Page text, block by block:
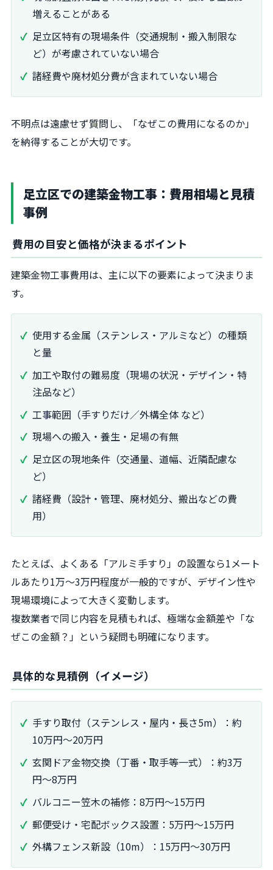
増えることがある
足立区特有の現場条件（交通規制・搬入制限な
ど）が考慮されていない場合
諸経費や廃材処分費が含まれていない場合
不明点は遠慮せず質問し、「なぜこの費用になるのか」
を納得することが大切です。
足立区での建築金物工事：費用相場と見積
事例
費用の目安と価格が決まるポイント
建築金物工事費用は、主に以下の要素によって決まりま
す。
使用する金属（ステンレス・アルミなど）の種類
と量
加工や取付の難易度（現場の状況・デザイン・特
注品など）
工事範囲（手すりだけ／外構全体 など）
現場への搬入・養生・足場の有無
足立区の現地条件（交通量、道幅、近隣配慮な
ど）
諸経費（設計・管理、廃材処分、搬出などの費
用）
たとえば、よくある「アルミ手すり」の設置なら1メート
ルあたり1万〜3万円程度が一般的ですが、デザイン性や
現場環境によって大きく変動します。
複数業者で同じ内容を見積もれば、極端な金額差や「な
ぜこの金額？」という疑問も明確になります。
具体的な見積例（イメージ）
手すり取付（ステンレス・屋内・長さ5m）：約
10万円〜20万円
玄関ドア金物交換（丁番・取手等一式）：約3万
円〜8万円
バルコニー笠木の補修：8万円〜15万円
郵便受け・宅配ボックス設置：5万円〜15万円
外構フェンス新設（10m）：15万円〜30万円